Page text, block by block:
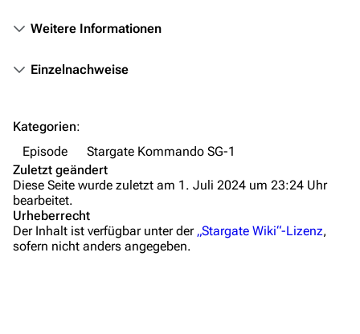
Völker
Fanprojekte
Kommerzielles
Hilfe
Weitere Informationen
Einzelnachweise
Kategorien:
Episode
Stargate Kommando SG-1
Zuletzt geändert
Diese Seite wurde zuletzt am 1. Juli 2024 um 23:24 Uhr
bearbeitet.
Urheberrecht
Der Inhalt ist verfügbar unter der „Stargate Wiki“-Lizenz,
sofern nicht anders angegeben.